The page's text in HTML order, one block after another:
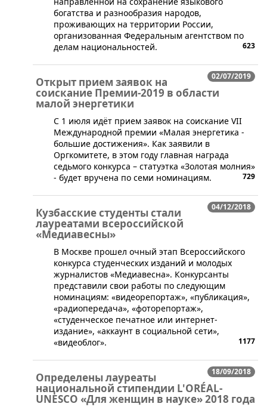
богатства и разнообразия народов,
проживающих на территории России,
организованная Федеральным агентством по
делам национальностей.
623
02/07/2019
Открыт прием заявок на
соискание Премии-2019 в области
малой энергетики
С 1 июля идёт прием заявок на соискание VII
Международной премии «Малая энергетика -
большие достижения». Как заявили в
Оргкомитете, в этом году главная награда
седьмого конкурса – статуэтка «Золотая молния»
- будет вручена по семи номинациям.
729
04/12/2018
Кузбасские студенты стали
лауреатами всероссийской
«Медиавесны»
​В Москве прошел очный этап Всероссийского
конкурса студенческих изданий и молодых
журналистов «Медиавесна». Конкурсанты
представили свои работы по следующим
номинациям: «видеорепортаж», «публикация»,
«радиопередача», «фоторепортаж»,
«студенческое печатное или интернет-
издание», «аккаунт в социальной сети»,
«видеоблог».
1177
18/09/2018
Определены лауреаты
национальной стипендии L'ORÉAL-
UNESCO «Для женщин в науке» 2018 года